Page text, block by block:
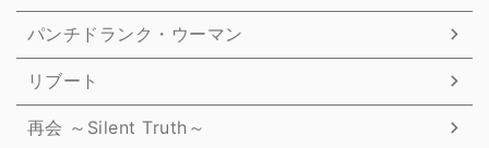
パンチドランク・ウーマン
リブート
再会 ～Silent Truth～